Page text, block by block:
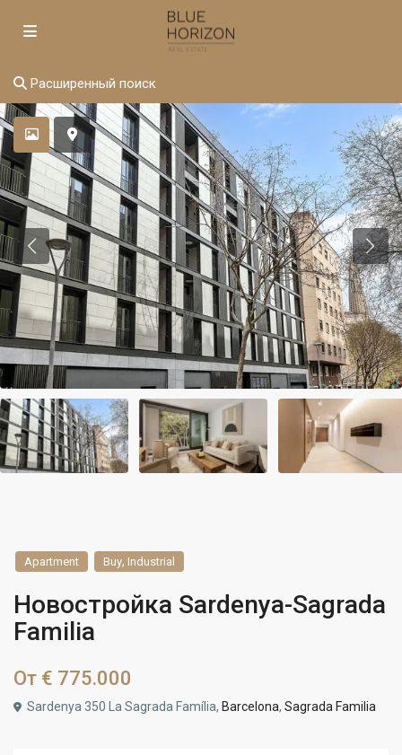
Расширенный поиск
Apartment Buy, Industrial
Новостройка Sardenya-Sagrada
Familia
От € 775.000
Sardenya 350 La Sagrada Família, Barcelona,Sagrada Familia